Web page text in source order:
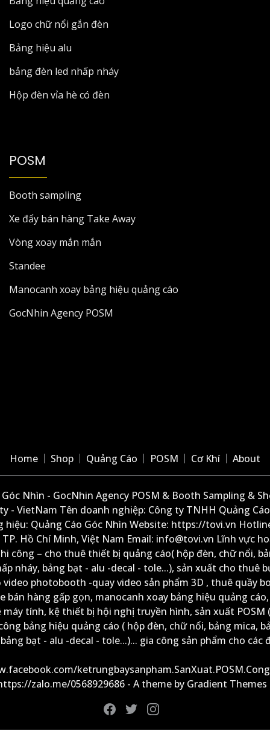
Logo chữ nổi gắn đèn
Bảng hiệu alu
bảng đèn led nhấp nháy
Hộp đèn vỉa hè có đèn
POSM
Booth sampling
Xe đẩy bán hàng Take Away
Vòng xoay mắn mắn
Standee
Manocanh xoay bảng hiệu quảng cáo
GocNhin Agency POSM
Home Shop Quảng Cáo POSM Cơ Khí About
Nhìn - GocNhin Agency POSM & Booth Sampling &
- VietNam Tên doanh nghiệp: Công ty TNHH Quảng
Quảng Cáo Góc Nhìn Website: https://tovi.vn
Hồ Chí Minh, Việt Nam Email: info@tovi.vn Lĩnh vực
công – cho thuê thiết bị quảng cáo( hộp đèn, chữ nổi,
nháy, bảng bạt - alu -decal - tole...), sản xuất cho thuê
photobooth -quay video sản phẩm 3D , thuê quầy
bán hàng gấp gọn, manocanh xoay bảng hiệu quảng
tính, kệ thiết bị hội nghị truyền hình, sản xuất POSM
bảng hiệu quảng cáo ( hộp đèn, chữ nổi, bảng mica,
bạt - alu -decal - tole...)... gia công sản phẩm cho các
zalo.me/0568929686 - A theme by Gradient